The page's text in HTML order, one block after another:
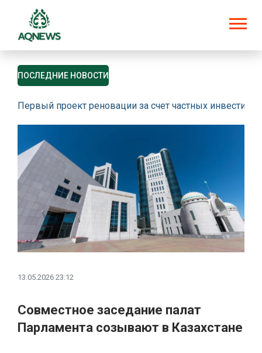
ПОСЛЕДНИЕ НОВОСТИ
Первый проект реновации за счет частных
13.05.2026 23:12
Совместное заседание палат
Парламента созывают в Казахстане